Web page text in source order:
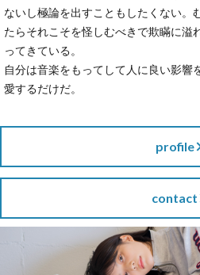
ないし極論を出すこともしたくない。
たらそれこそを怪しむべきで欺瞞に溢
ってきている。
自分は音楽をもってして人に良い影響
愛するだけだ。
profile
contact